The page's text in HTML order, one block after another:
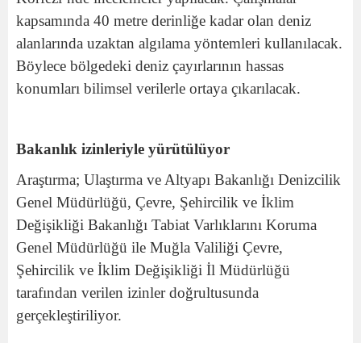
kapsamında 40 metre derinliğe kadar olan deniz
alanlarında uzaktan algılama yöntemleri kullanılacak.
Böylece bölgedeki deniz çayırlarının hassas
konumları bilimsel verilerle ortaya çıkarılacak.
Bakanlık izinleriyle yürütülüyor
Araştırma; Ulaştırma ve Altyapı Bakanlığı Denizcilik
Genel Müdürlüğü, Çevre, Şehircilik ve İklim
Değişikliği Bakanlığı Tabiat Varlıklarını Koruma
Genel Müdürlüğü ile Muğla Valiliği Çevre,
Şehircilik ve İklim Değişikliği İl Müdürlüğü
tarafından verilen izinler doğrultusunda
gerçekleştiriliyor.